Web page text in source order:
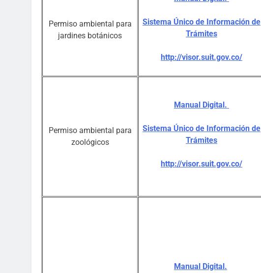
Permiso ambiental para
jardines botánicos
Sistema Único de Información de
Trámites
http://visor.suit.gov.co/
Permiso ambiental para
zoológicos
Manual Digital.
Sistema Único de Información de
Trámites
http://visor.suit.gov.co/
Manual Digital.